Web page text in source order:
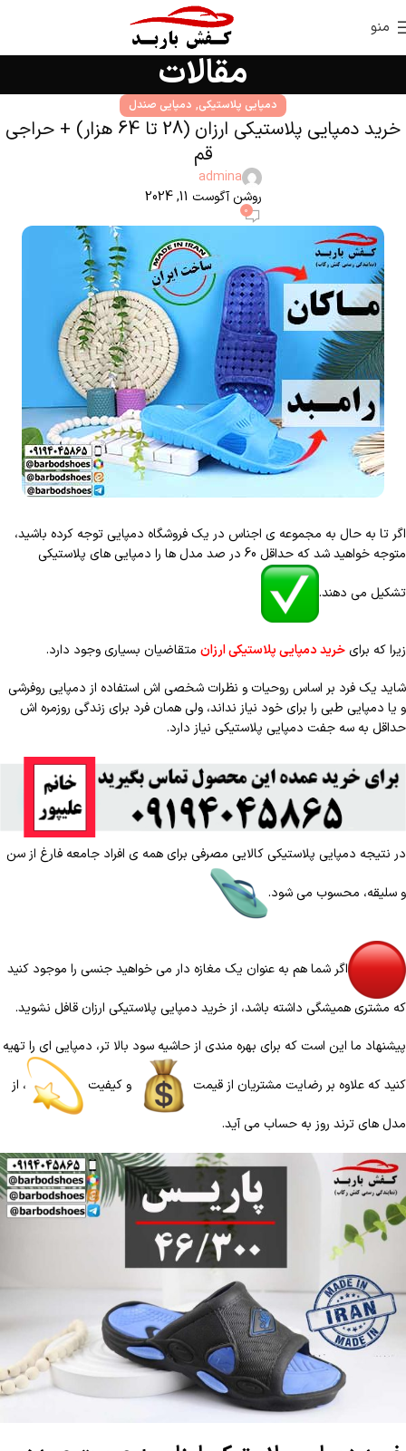
منو
مقالات
دمپایی پلاستیکی, دمپایی صندل
خرید دمپایی پلاستیکی ارزان (28 تا 64 هزار) + حراجی
قم
admina
روشن آگوست 11, 2024
0
اگر تا به حال به مجموعه ی اجناس در یک فروشگاه دمپایی توجه کرده باشید،
متوجه خواهید شد که حداقل 60 در صد مدل ها را دمپایی های پلاستیکی
تشکیل می دهند.
زیرا که برایخرید دمپایی پلاستیکی ارزان متقاضیان بسیاری وجود دارد.
شاید یک فرد بر اساس روحیات و نظرات شخصی اش استفاده از دمپایی روفرشی
و یا دمپایی طبی را برای خود نیاز نداند، ولی همان فرد برای زندگی روزمره اش
حداقل به سه جفت دمپایی پلاستیکی نیاز دارد.
در نتیجه دمپایی پلاستیکی کالایی مصرفی برای همه ی افراد جامعه فارغ از سن
و سلیقه، محسوب می شود.
اگر شما هم به عنوان یک مغازه دار می خواهید جنسی را موجود کنید
که مشتری همیشگی داشته باشد، از خرید دمپایی پلاستیکی ارزان قافل نشوید.
پیشنهاد ما این است که برای بهره مندی از حاشیه سود بالا تر، دمپایی ای را تهیه
کنید که علاوه بر رضایت مشتریان از قیمت و کیفیت ، از
مدل های ترند روز به حساب می آید.